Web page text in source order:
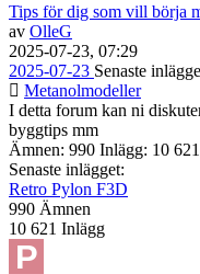
Tips för dig som vill börja
av OlleG
2025-07-23, 07:29
2025-07-23 Senaste
Metanolmodeller
I detta forum kan ni
byggtips mm
Ämnen: 990 Inlägg: 10 621
Senaste inlägget:
Retro Pylon F3D
990 Ämnen
10 621 Inlägg